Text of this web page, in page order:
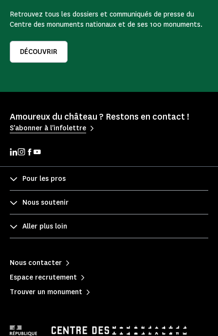
Retrouvez tous les dossiers et communiqués de presse du
Centre des monuments nationaux et de ses 100 monuments.
DÉCOUVRIR
Amoureux du château ? Restons en contact !
S'abonner à l'infolettre
Pour les pros
Nous soutenir
Aller plus loin
Nous contacter
Espace recrutement
Trouver un monument